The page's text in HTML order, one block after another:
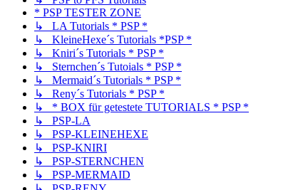
* PSP TESTER ZONE
↳ LA Tutorials * PSP *
↳ KleineHexe´s Tutorials *PSP *
↳ Kniri´s Tutorials * PSP *
↳ Sternchen´s Tutoials * PSP *
↳ Mermaid´s Tutorials * PSP *
↳ Reny´s Tutorials * PSP *
↳ * BOX für getestete TUTORIALS * PSP *
↳ PSP-LA
↳ PSP-KLEINEHEXE
↳ PSP-KNIRI
↳ PSP-STERNCHEN
↳ PSP-MERMAID